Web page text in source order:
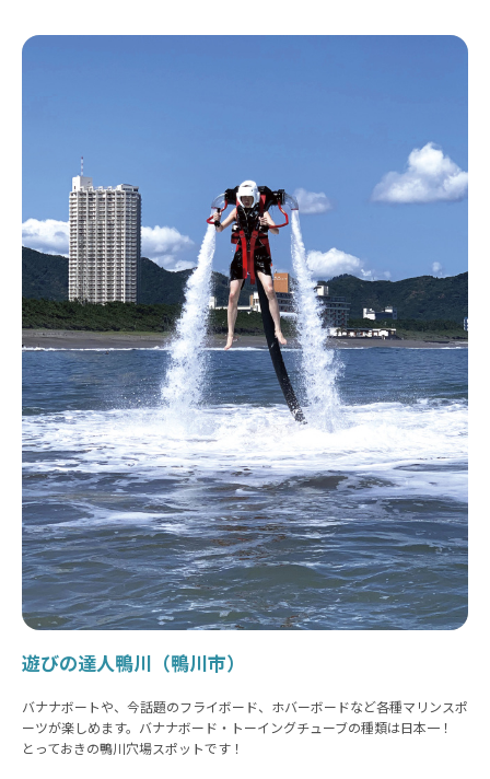
遊びの達人鴨川（鴨川市）
バナナボートや、今話題のフライボード、ホバーボードなど各種マリンスポ
ーツが楽しめます。バナナボード・トーイングチューブの種類は日本一！
とっておきの鴨川穴場スポットです！